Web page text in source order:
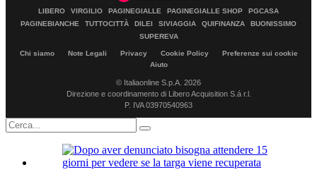
LIBERO VIRGILIO PAGINEGIALLE PAGINEGIALLE SHOP
PGCASA
PAGINEBIANCHE
TUTTOCITTÀ DILEI SIVIAGGIA QUIFINANZA
BUONISSIMO
SUPEREVA
Chi siamo Note Legali Privacy Cookie Policy
Preferenze sui cookie
Aiuto
© Italiaonline S.p.A. 2026
Direzione e coordinamento di Libero Acquisition S.á r.l.
P. IVA 03970540963